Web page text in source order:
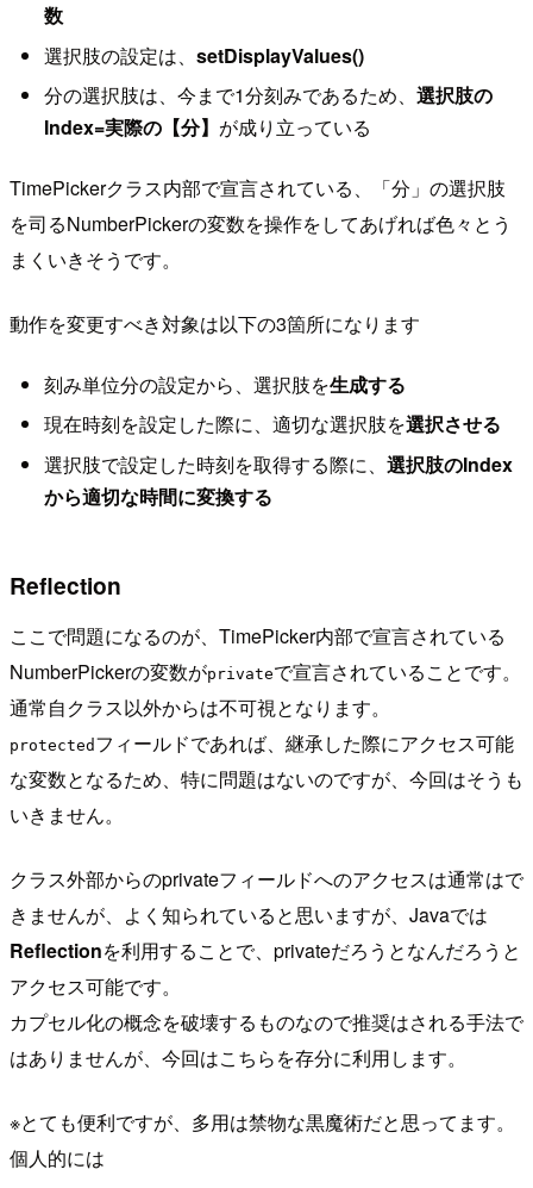
数
選択肢の設定は、 setDisplayValues()
分の選択肢は、今まで1分刻みであるため、 選択肢の
Index=実際の【分】 が成り立っている
TimePickerクラス内部で宣言されている、「分」の選択肢
を司るNumberPickerの変数を操作をしてあげれば色々とう
まくいきそうです。
動作を変更すべき対象は以下の3箇所になります
刻み単位分の設定から、選択肢を生成する
現在時刻を設定した際に、適切な選択肢を選択させる
選択肢で設定した時刻を取得する際に、 選択肢のIndex
から適切な時間に変換する
Reflection
ここで問題になるのが、TimePicker内部で宣言されている
NumberPickerの変数がprivateで宣言されていることです。
通常自クラス以外からは不可視となります。
protected フィールドであれば、継承した際にアクセス可能
な変数となるため、特に問題はないのですが、今回はそうも
いきません。
クラス外部からのprivateフィールドへのアクセスは通常はで
きませんが、よく知られていると思いますが、Javaでは
Reflectionを利用することで、privateだろうとなんだろうと
アクセス可能です。
カプセル化の概念を破壊するものなので推奨はされる手法で
はありませんが、今回はこちらを存分に利用します。
※とても便利ですが、多用は禁物な黒魔術だと思ってます。
個人的には